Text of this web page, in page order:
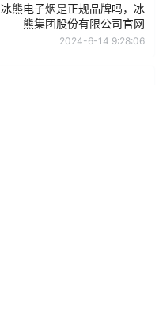
冰熊电子烟是正规品牌吗，冰
熊集团股份有限公司官网
2024-6-14 9:28:06